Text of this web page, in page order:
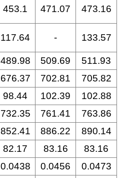
453.1 471.07 473.16
117.64 - 133.57
489.98 509.69
511.93
676.37 702.81
705.82
98.44 102.39
102.88
732.35 761.41
763.86
852.41 886.22
890.14
82.17 83.16
83.16
0.0438 0.0456
0.0473